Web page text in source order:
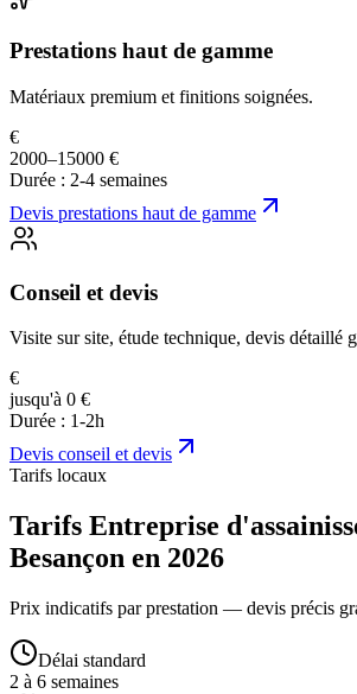
Prestations haut de gamme
Matériaux premium et finitions soignées.
€
2000–15000 €
Durée : 2-4 semaines
Devis prestations haut de gamme
Conseil et devis
Visite sur site, étude technique, devis détaillé
€
jusqu'à 0 €
Durée : 1-2h
Devis conseil et devis
Tarifs locaux
Tarifs Entreprise
Besançon en 2026
Prix indicatifs par prestation — devis précis
Délai standard
2 à 6 semaines